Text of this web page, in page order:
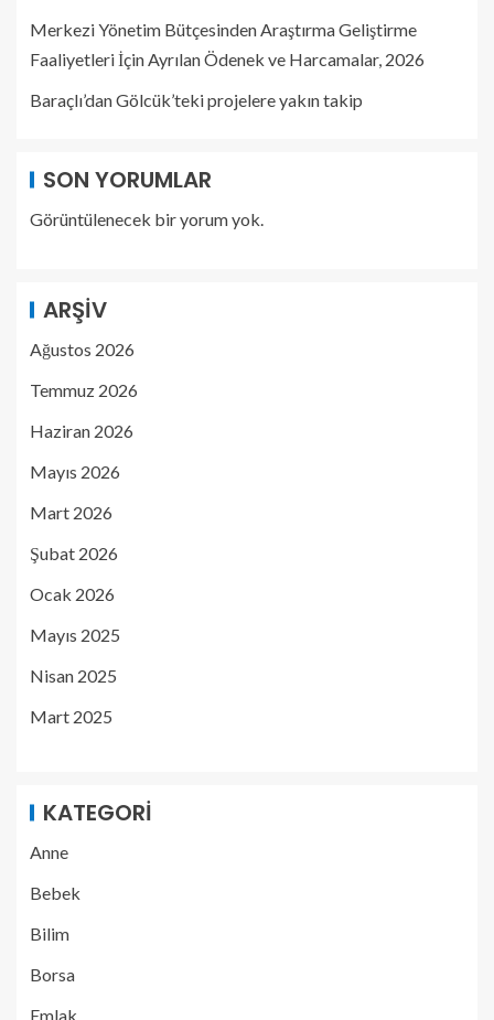
Merkezi Yönetim Bütçesinden Araştırma Geliştirme
Faaliyetleri İçin Ayrılan Ödenek ve Harcamalar, 2026
Baraçlı’dan Gölcük’teki projelere yakın takip
SON YORUMLAR
Görüntülenecek bir yorum yok.
ARŞIV
Ağustos 2026
Temmuz 2026
Haziran 2026
Mayıs 2026
Mart 2026
Şubat 2026
Ocak 2026
Mayıs 2025
Nisan 2025
Mart 2025
KATEGORI
Anne
Bebek
Bilim
Borsa
Emlak